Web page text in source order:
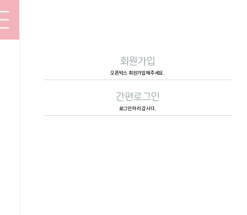
회원가입
오픈박스 회원가입해주세요.
간편로그인
로그인하러 갑시다.